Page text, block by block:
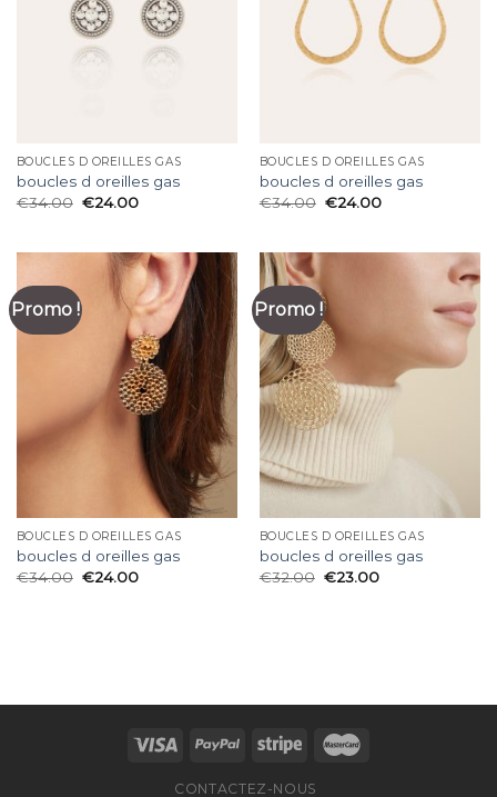
BOUCLES D OREILLES GAS
boucles d oreilles gas
€34.00 €24.00
BOUCLES D OREILLES GAS
boucles d oreilles gas
€34.00 €24.00
Promo !
BOUCLES D OREILLES GAS
boucles d oreilles gas
€34.00 €24.00
Promo !
BOUCLES D OREILLES GAS
boucles d oreilles gas
€32.00 €23.00
CONTACTEZ-NOUS